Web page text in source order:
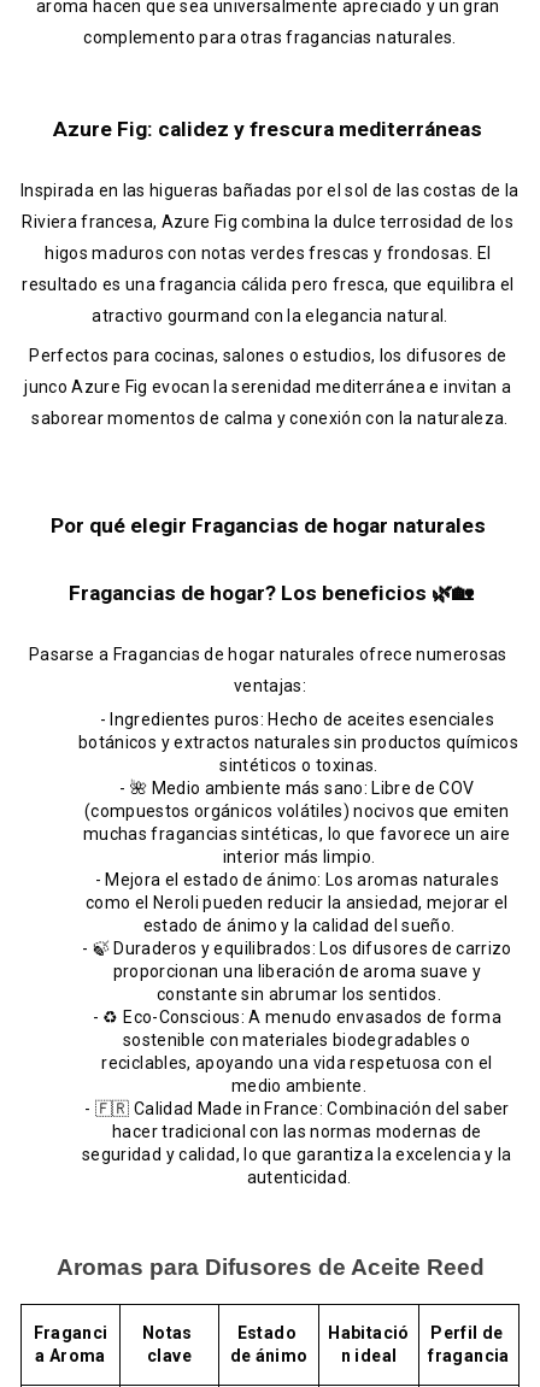
aroma hacen que sea universalmente apreciado y un gran
complemento para otras fragancias naturales.
Azure Fig: calidez y frescura mediterráneas
Inspirada en las higueras bañadas por el sol de las costas de la
Riviera francesa, Azure Fig combina la dulce terrosidad de los
higos maduros con notas verdes frescas y frondosas. El
resultado es una fragancia cálida pero fresca, que equilibra el
atractivo gourmand con la elegancia natural.
Perfectos para cocinas, salones o estudios, los difusores de
junco Azure Fig evocan la serenidad mediterránea e invitan a
saborear momentos de calma y conexión con la naturaleza.
Por qué elegir Fragancias de hogar naturales
Fragancias de hogar? Los beneficios 🌿🏡
Pasarse a Fragancias de hogar naturales ofrece numerosas
ventajas:
- Ingredientes puros: Hecho de aceites esenciales
botánicos y extractos naturales sin productos químicos
sintéticos o toxinas.
- 🌺 Medio ambiente más sano: Libre de COV
(compuestos orgánicos volátiles) nocivos que emiten
muchas fragancias sintéticas, lo que favorece un aire
interior más limpio.
- Mejora el estado de ánimo: Los aromas naturales
como el Neroli pueden reducir la ansiedad, mejorar el
estado de ánimo y la calidad del sueño.
- 🍃 Duraderos y equilibrados: Los difusores de carrizo
proporcionan una liberación de aroma suave y
constante sin abrumar los sentidos.
- ♻️ Eco-Conscious: A menudo envasados de forma
sostenible con materiales biodegradables o
reciclables, apoyando una vida respetuosa con el
medio ambiente.
- 🇫🇷 Calidad Made in France: Combinación del saber
hacer tradicional con las normas modernas de
seguridad y calidad, lo que garantiza la excelencia y la
autenticidad.
Aromas para Difusores de Aceite Reed
Fraganci
a Aroma
Notas
clave
Estado
de ánimo
Habitació
n ideal
Perfil de
fragancia